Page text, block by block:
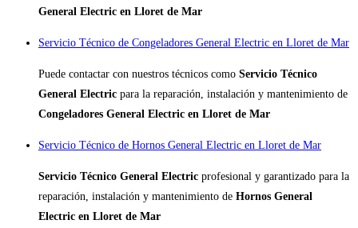
General Electric en Lloret de Mar
Servicio Técnico de Congeladores General Electric en Lloret de Mar
Puede contactar con nuestros técnicos como Servicio Técnico
General Electric para la reparación, instalación y mantenimiento de
Congeladores General Electric en Lloret de Mar
Servicio Técnico de Hornos General Electric en Lloret de Mar
Servicio Técnico General Electric profesional y garantizado para la
reparación, instalación y mantenimiento de Hornos General
Electric en Lloret de Mar